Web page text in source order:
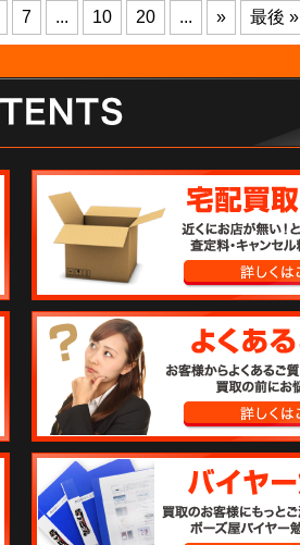
7 ... 10 20 ... » 最後 »